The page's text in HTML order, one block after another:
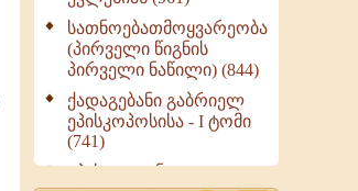
სათნოებათმოყვარეობა
(პირველი წიგნის
პირველი ნაწილი) (844)
ქადაგებანი გაბრიელ
ეპისკოპოსისა - I ტომი
(741)
ეპისტოლენი,